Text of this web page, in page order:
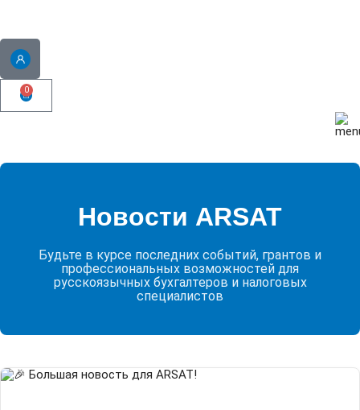
0
Новости ARSAT
Будьте в курсе последних событий, грантов и
профессиональных возможностей для
русскоязычных бухгалтеров и налоговых
специалистов